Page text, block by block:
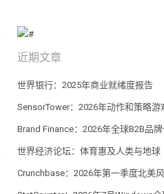
近期文章
世界银行：2025年商业就绪度报告
SensorTower：2026年动作和策略游
Brand Finance：2026年全球B2B品
世界经济论坛：体育惠及人类与地球
Crunchbase：2026年第一季度北美